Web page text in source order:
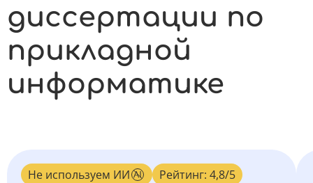
диссертации по
прикладной
информатике
Не используем ИИ
Рейтинг: 4,8/5